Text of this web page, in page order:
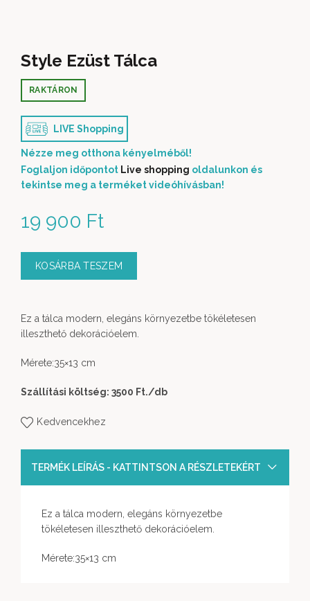
Style Ezüst Tálca
19 900 Ft
RAKTÁRON
LIVE Shopping
Nézze meg otthona kényelméből!
Foglaljon időpontot Live shopping oldalunkon és
tekintse meg a terméket videóhívásban!
KOSÁRBA TESZEM
Ez a tálca modern, elegáns környezetbe tökéletesen
illeszthető dekorációelem.
Mérete:35×13 cm
Szállítási költség: 3500 Ft./db
Kedvencekhez
TERMÉK LEÍRÁS - KATTINTSON A RÉSZLETEKÉRT
Ez a tálca modern, elegáns környezetbe
tökéletesen illeszthető dekorációelem.
Mérete:35×13 cm